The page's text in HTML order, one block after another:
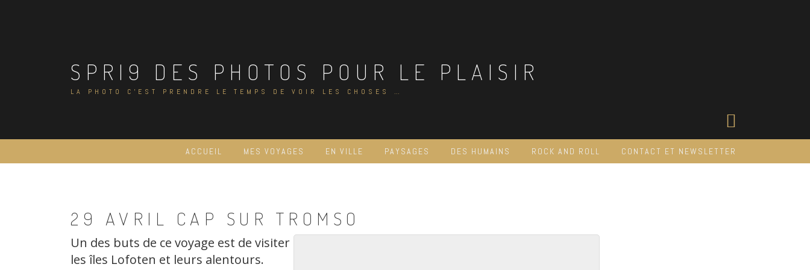
SPRI9 DES PHOTOS POUR LE PLAISIR
LA PHOTO C'EST PRENDRE LE TEMPS DE VOIR LES CHOSES …
ACCUEIL MES VOYAGES EN VILLE PAYSAGES DES HUMAINS ROCK AND ROLL CONTACT ET NEWSLETTER
29 AVRIL CAP SUR TROMSO
Un des buts de ce voyage est de visiter
les îles Lofoten et leurs alentours.